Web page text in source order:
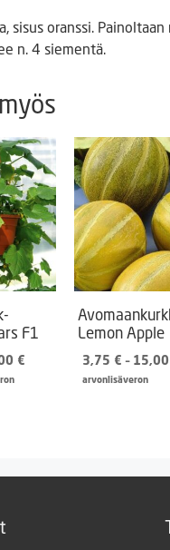
sisus oranssi.
n. 4 siementä.
F1
€ Hintaluokka:
Lemon Apple
3,75 € – 15,00
arvonlisäveron